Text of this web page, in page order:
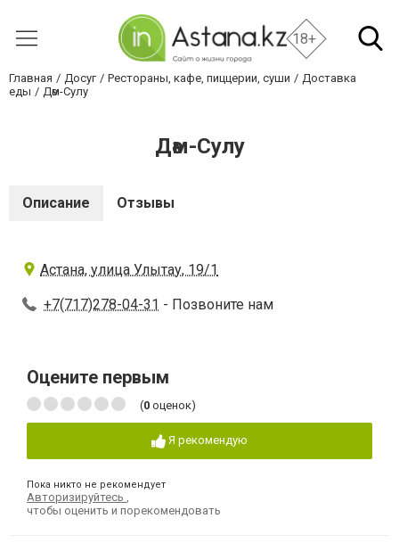
18+
Главная Досуг Рестораны, кафе, пиццерии, суши
Доставка
еды
Дәм-Сулу
Дәм-Сулу
Описание Отзывы
Астана, улица Улытау, 19/1
+7(717)278-04-31 - Позвоните нам
Оцените первым
(0 оценок)
Я рекомендую
Пока никто не рекомендует
Авторизируйтесь
чтобы оценить и порекомендовать